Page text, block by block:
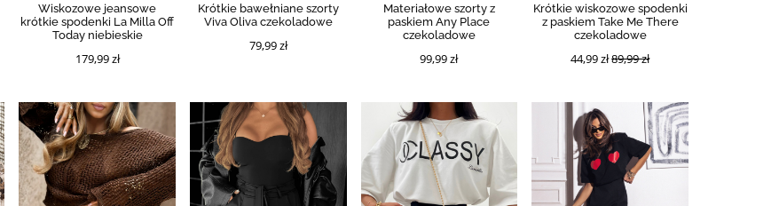
Wiskozowe jeansowe
krótkie spodenki La Milla Off
Today niebieskie
179,99 zł
Krótkie bawełniane szorty
Viva Oliva czekoladowe
79,99 zł
Materiałowe szorty z
paskiem Any Place
czekoladowe
99,99 zł
Krótkie wiskozowe spodenki
z paskiem Take Me There
czekoladowe
44,99 zł89,99 zł